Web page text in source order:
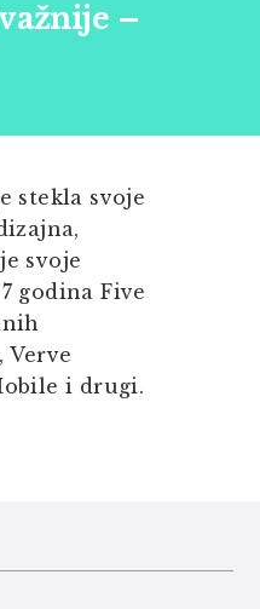
–
stekla svoje
svoje
godina Five
Verve
i drugi.